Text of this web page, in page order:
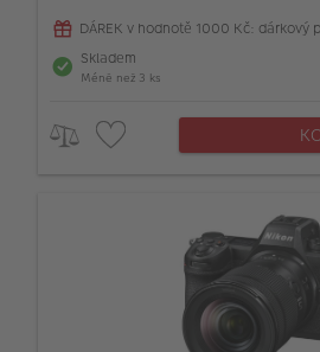
DÁREK v hodnotě 1000 Kč: dárkový
Skladem
Méně než 3 ks